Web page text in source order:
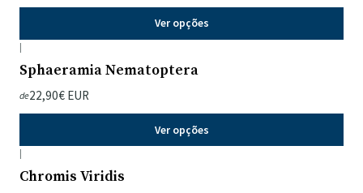
Ver opções
|
Sphaeramia Nematoptera
de22,90€ EUR
Ver opções
|
Chromis Viridis